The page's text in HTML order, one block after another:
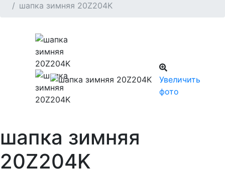
шапка зимняя 20Z204K
Увеличить
фото
шапка зимняя
20Z204K